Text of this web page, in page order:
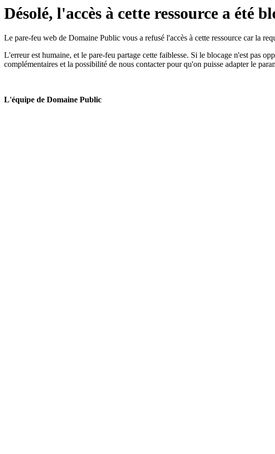
Désolé, l'accès à cette ressource a été
Le pare-feu web de Domaine Public vous a refusé l'accès à cette ressource car la
L'erreur est humaine, et le pare-feu partage cette faiblesse. Si le blocage n'est pas
complémentaires et la possibilité de nous contacter pour qu'on puisse adapter le
L'équipe de Domaine Public